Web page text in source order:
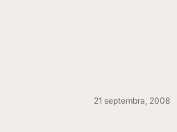
21 septembra, 2008